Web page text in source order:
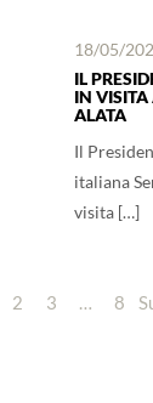
18/05/
IL
IN
ALATA
Il
italiana
visita […]
2 3 … 8